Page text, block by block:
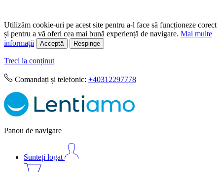
Utilizăm cookie-uri pe acest site pentru a-l face să funcționeze corect
și pentru a vă oferi cea mai bună experiență de navigare. Mai multe
informații
Acceptă Respinge
Treci la conținut
Comandați și telefonic: +40312297778
Panou de navigare
Sunteți logat